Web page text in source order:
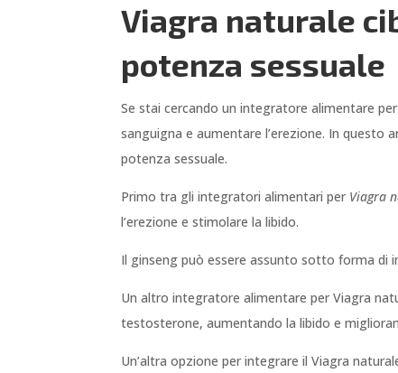
Viagra naturale
potenza sessuale
Se stai cercando un integratore alimentare
sanguigna e aumentare l’erezione. In
potenza sessuale.
Primo tra gli integratori alimentari per Viagra
l’erezione e stimolare la libido.
Il ginseng può essere assunto sotto forma di
Un altro integratore alimentare per Viagra
testosterone, aumentando la libido e
Un’altra opzione per integrare il Viagra